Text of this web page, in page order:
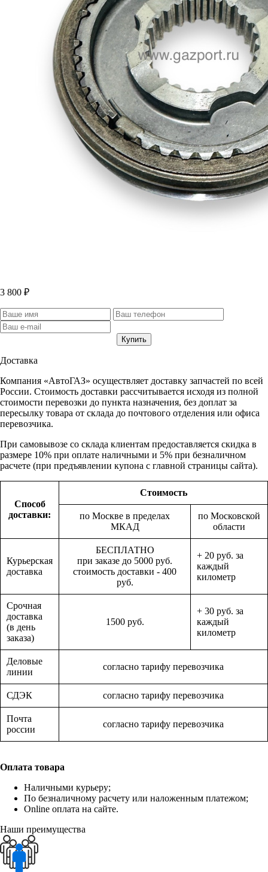
3 800 ₽
Доставка
Компания «АвтоГАЗ» осуществляет доставку запчастей по всей
России. Стоимость доставки рассчитывается исходя из полной
стоимости перевозки до пункта назначения, без доплат за
пересылку товара от склада до почтового отделения или офиса
перевозчика.
При самовывозе со склада клиентам предоставляется скидка в
размере 10% при оплате наличными и 5% при безналичном
расчете (при предъявлении купона с главной страницы сайта).
Способ
доставки:
Стоимость
по Москве в пределах
МКАД
по Московской
области
Курьерская
доставка
БЕСПЛАТНО
при заказе до 5000 руб.
стоимость доставки - 400
руб.
+ 20 руб. за
каждый
километр
Срочная
доставка
(в день
заказа)
1500 руб.
+ 30 руб. за
каждый
километр
Деловые
линии
согласно тарифу перевозчика
СДЭК согласно тарифу перевозчика
Почта
россии
согласно тарифу перевозчика
Оплата товара
Наличными курьеру;
По безналичному расчету или наложенным платежом;
Online оплата на сайте.
Наши преимущества